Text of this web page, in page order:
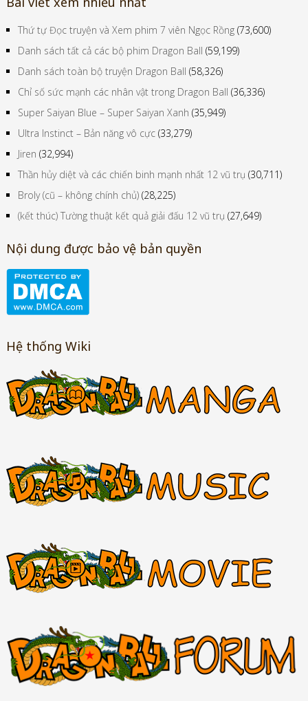
Thứ tự Đọc truyện và Xem phim 7 viên Ngọc Rồng (73,600)
Danh sách tất cả các bộ phim Dragon Ball (59,199)
Danh sách toàn bộ truyện Dragon Ball (58,326)
Chỉ số sức mạnh các nhân vật trong Dragon Ball (36,336)
Super Saiyan Blue – Super Saiyan Xanh (35,949)
Ultra Instinct – Bản năng vô cực (33,279)
Jiren (32,994)
Thần hủy diệt và các chiến binh mạnh nhất 12 vũ trụ (30,711)
Broly (cũ – không chính chủ) (28,225)
(kết thúc) Tường thuật kết quả giải đấu 12 vũ trụ (27,649)
Nội dung được bảo vệ bản quyền
Hệ thống Wiki